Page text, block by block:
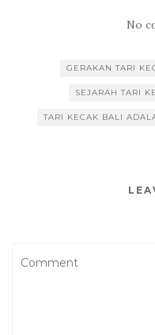
No
GERAKAN TARI
SEJARAH TARI
TARI KECAK BALI